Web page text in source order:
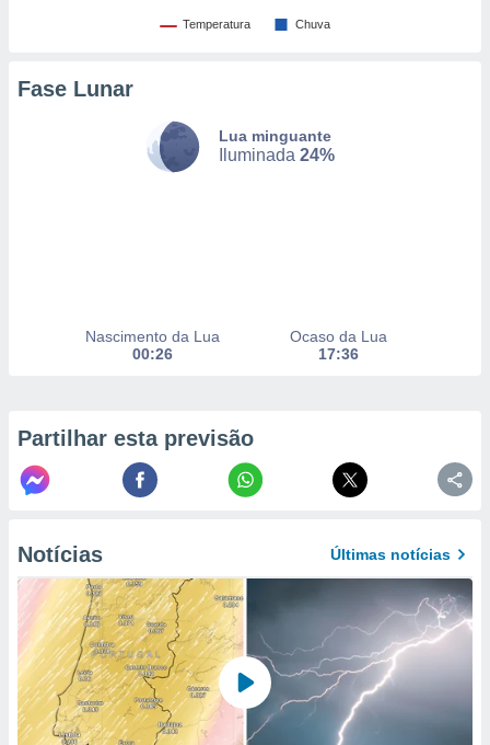
em “
na
utilizar
criar
medir
da
medir o
dos
Temperatura Chuva
Fase Lunar
Lua minguante
Iluminada 24%
Nascimento da Lua
00:26
Ocaso da Lua
17:36
Partilhar esta previsão
Notícias Últimas notícias